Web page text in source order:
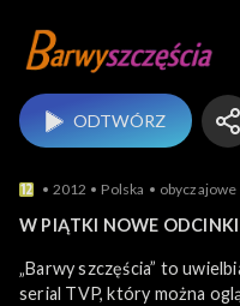
ODTWÓRZ
2012 Polska obyczajowe
W PIĄTKI NOWE ODCINKI
„Barwy szczęścia” to
serial TVP, który można